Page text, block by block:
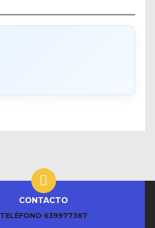
CONTACTO
TELÉFONO 639977367